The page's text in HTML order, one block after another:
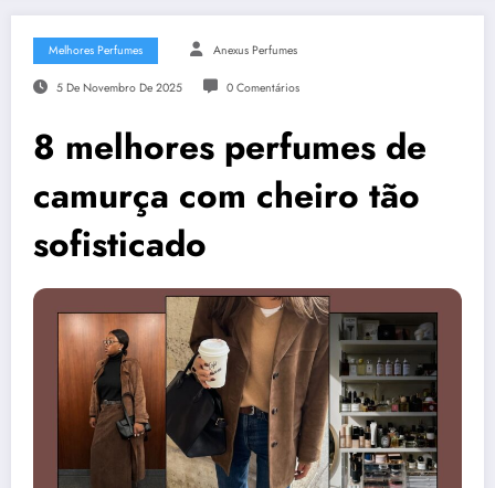
Melhores Perfumes Anexus Perfumes
5 De Novembro De 2025 0 Comentários
8 melhores perfumes de
camurça com cheiro tão
sofisticado